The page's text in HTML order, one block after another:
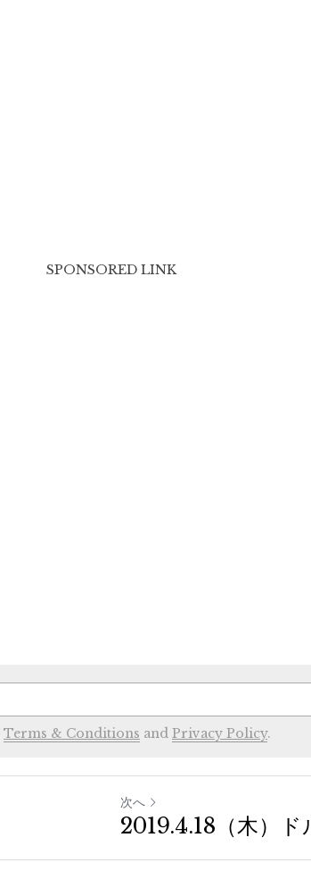
SPONSORED LINK
Terms & Conditions and Privacy Policy.
次へ
2019.4.18（木）ド